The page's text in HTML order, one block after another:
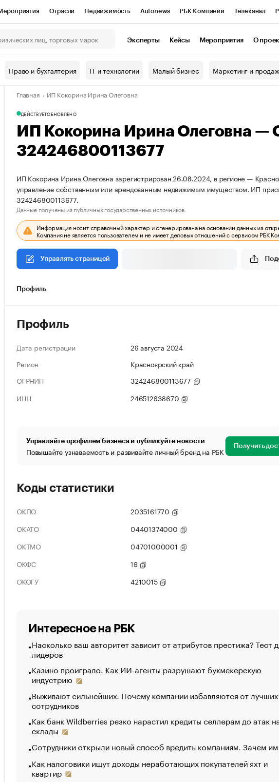
Отрасли Недвижимость Autonews РБК Компании Телеканал
Спецпроекты Проверка контрагентов
наличной валюты
Эксперты Кейсы Мероприятия О
Право и бухгалтерия IT и технологии Малый бизнес Маркетинг и
Главная ИП Кокорина Ирина Олеговна
ДЕЙСТВУЕТОБНОВЛЕНО
ИП Кокорина Ирина Олеговна
324246800113677
ИП Кокорина Ирина Олеговна зарегистрирован 26.08.2024, в регионе —
управление собственным или арендованным недвижимым имуществом. ИП
324246800113677.
Данные получены из публичных государственных источников.
Информация носит справочный характер и сгенерирована на основании данных из
Компания не является пользователем и не имеет деловых отношений с сервисом РБК
Управлять страницей
Профиль
Профиль
Дата регистрации
26 августа 2024
Регион
Красноярский край
ОГРНИП
324246800113677
ИНН
246512638670
Управляйте профилем бизнеса и публикуйте новости
Повышайте узнаваемость и развивайте личный бренд на РБК Получить
Коды статистики
ОКПО
2035161770
ОКАТО
04401374000
ОКТМО
04701000001
ОКФС
16
ОКОГУ
4210015
Интересное на РБК
Насколько ваш авторитет зависит от атрибутов престижа? Тест
лидеров
Казино проиграло. Как ИИ-агенты разрушают букмекерскую
индустрию
Выживают сильнейших. Почему компании избавляются от лучших
сотрудников
Как банк Wildberries резко нарастил кредиты селлерам до атак
склады
Сотрудники открыли новый способ вредить компаниям. Зачем
Как налоговики ищут доходы неработающих покупателей яхт и
квартир